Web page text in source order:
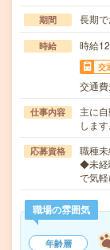
期間 長期
時給 時給
交
交通
仕事内容
主に
しま
応募資格
職種
◆未経
で気
職場の雰囲気
年齢層